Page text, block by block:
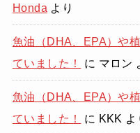
Honda より
魚油（DHA、EPA）や
ていました！
に マロン
魚油（DHA、EPA）や
ていました！
に KKK よ